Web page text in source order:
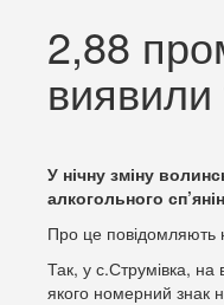
2,88
виявили
У нічну зміну
алкогольного
Про це повідомляють
Так, у с.Струмівка, на
якого номерний знак